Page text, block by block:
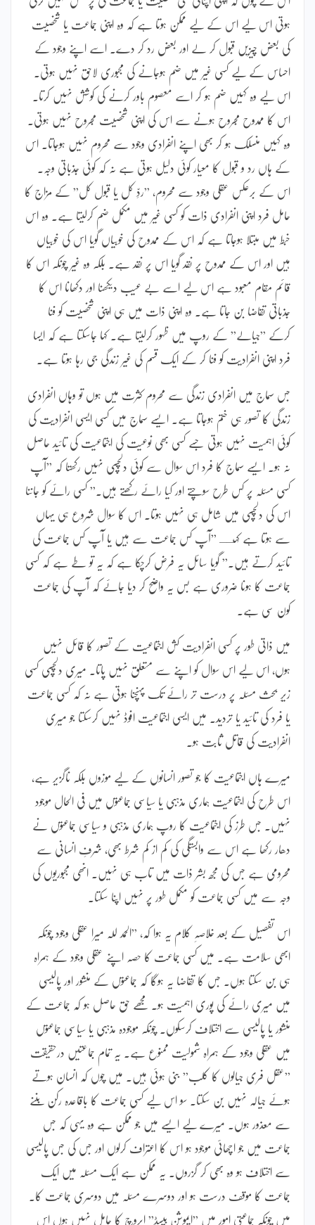
ہوتی اس لیے اس کے لیے ممکن ہوتا ہے کہ وہ اپنی جماعت یا شخصیت
کی بعض چیزیں قبول کر لے اور بعض رد کر دے۔ اسے اپنے وجود کے
احساس کے لیے کسی غیر میں ضم ہوجانے کی مجبوری لاحق نہیں ہوتی۔
اس لیے وہ کہیں ضم ہو کر اسے معصوم باور کرنے کی کوشش نہیں کرتا۔
اس کا ممدوح مجروح ہونے سے اس کی اپنی شخصیت مجروح نہیں ہوتی۔
وہ کہیں منسلک ہو کر بھی اپنے انفرادی وجود سے محروم نہیں ہوجاتا۔ اس
کے ہاں رد و قبول کا معیار کوئی دلیل ہوتی ہے نہ کہ کوئی جذباتی وجہ۔
اس کے برعکس عقلی وجود سے محروم، ”ردِّ کل یا قبول کل” کے مزاج کا
حامل فرد اپنی انفرادی ذات کو کسی غیر میں مکمل ضم کرلیتا ہے۔ وہ اس
خبط میں مبتلا ہوجاتا ہے کہ اس کے ممدوح کی خوبیاں گویا اس کی خوبیاں
ہیں اور اس کے ممدوح پر نقد گویا اس پر نقد ہے۔ بلکہ وہ غیر چونکہ اس کا
قائم مقام معبود ہے اس لیے اسے بے عیب دیکھنا اور دکھانا اس کا
جذباتی تقاضا بن جاتا ہے۔ وہ اپنی ذات میں ہی اپنی شخصیت کو فنا
کرکے ”جیالے” کے روپ میں ظہور کرلیتا ہے۔ کہا جاسکتا ہے کہ ایسا
فرد اپنی انفرادیت کو فنا کر کے ایک قسم کی غیر زندگی جی رہا ہوتا ہے۔
جس سماج میں انفرادی زندگی سے محروم کثرت میں ہوں تو وہاں انفرادی
زندگی کا تصور ہی ختم ہوجاتا ہے۔ ایسے سماج میں کسی ایسی انفرادیت کی
کوئی اہمیت نہیں ہوتی جسے کسی بھی نوعیت کی اجتماعیت کی تائید حاصل
نہ ہو۔ ایسے سماج کا فرد اس سوال سے کوئی دلچسپی نہیں رکھتا کہ ”آپ
کسی مسئلہ پر کس طرح سوچتے اور کیا رائے رکھتے ہیں۔” کسی رائے کو جاننا
اس کی دلچسپی میں شامل ہی نہیں ہوتا۔ اس کا سوال شروع ہی یہاں
سے ہوتا ہے کہــ ”آپ کس جماعت سے ہیں یا آپ کس جماعت کی
تائید کرتے ہیں۔” گویا سائل یہ فرض کرچکا ہے کہ یہ تو طے ہے کہ کسی
جماعت کا ہونا ضروری ہے بس یہ واضح کر دیا جائے کہ آپ کی جماعت
کون سی ہے۔
میں ذاتی طور پر کسی انفرادیت کش اجتماعیت کے تصور کا قائل نہیں
ہوں، اس لیے اس سوال کو اپنے سے متعلق نہیں پاتا۔ میری دلچسپی کسی
زیرِ بحث مسئلہ پر درست تر رائے تک پہنچنا ہوتی ہے نہ کہ کسی جماعت
یا فرد کی تائید یا تردید۔ میں ایسی اجتماعیت افوڈ نہیں کرسکتا جو میری
انفرادیت کی قاتل ثابت ہو۔
میرے ہاں اجتماعیت کا جو تصور انسانوں کے لیے موزوں بلکہ ناگزیر ہے،
اس طرح کی اجتماعیت ہماری مذہبی یا سیاسی جماعتوں میں فی الحال موجود
نہیں۔ جس طرز کی اجتماعیت کا روپ ہماری مذہبی و سیاسی جماعتوں نے
دھار رکھا ہے اس سے وابستگی کی کم از کم شرط بھی، شرفِ انسانی سے
محرومی ہے جس کی مجھ بشر ذات میں تاب ہی نہیں۔ انھی مجبوریوں کی
وجہ سے میں کسی جماعت کو مکمل طور پر نہیں اپنا سکتا۔
اس تفصیل کے بعد خلاصہِ کلام یہ ہوا کہ، ”الحمد للہ میرا عقلی وجود چونکہ
ابھی سلامت ہے۔ میں کسی جماعت کا حصہ اپنے عقلی وجود کے ہمراہ
ہی بن سکتا ہوں۔ جس کا تقاضا یہ ہوگا کہ جماعتوں کے منشور اور پالیسی
میں میری رائے کی پوری اہمیت ہو۔ مجھے حق حاصل ہو کہ جماعت کے
منشور یا پالیسی سے اختلاف کرسکوں۔ چونکہ موجودہ مذہبی یا سیاسی جماعتوں
میں عقلی وجود کے ہمراہ شمولیت ممنوع ہے۔ یہ تمام جماعتیں درحقیقت
”عقل فری جیالوں کا کلب” بنی ہوئی ہیں۔ میں چوں کہ انسان ہوتے
ہوئے جیالہ نہیں بن سکتا۔ سو اس لیے کسی جماعت کا باقاعدہ رکن بننے
سے معذور ہوں۔ میرے لیے ایسے میں جو ممکن ہے وہ یہی کہ جس
جماعت میں جو اچھائی موجود ہو اس کا اعتراف کرلوں اور جس کی جس پالیسی
سے اختلاف ہو وہ بھی کر گزروں۔ یہ ممکن ہے ایک مسئلہ میں ایک
جماعت کا موقف درست ہو اور دوسرے مسئلہ میں دوسری جماعت کا۔
میں چونکہ جماعتی امور میں ”ایموشن بیسڈ” اپروچ کا حامل نہیں ہوں اس